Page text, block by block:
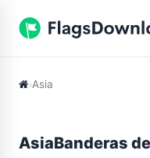
Asia
AsiaBanderas